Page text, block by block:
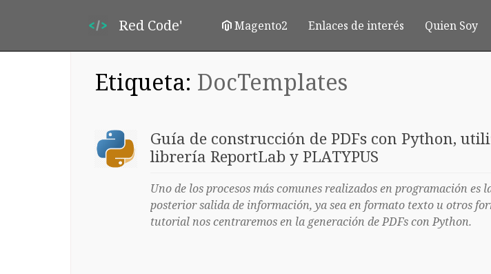
Red Code' Magento2 Enlaces de interés Quien Soy
Etiqueta: DocTemplates
Guía de construcción de PDFs con Python,
librería ReportLab y PLATYPUS
Uno de los procesos más comunes realizados en programación es
posterior salida de información, ya sea en formato texto u otros
tutorial nos centraremos en la generación de PDFs con Python.